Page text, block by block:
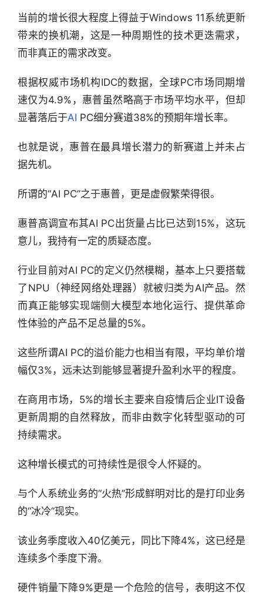
当前的增长很大程度上得益于Windows 11系统更新
带来的换机潮，这是一种周期性的技术更迭需求，
而非真正的需求改变。
根据权威市场机构IDC的数据，全球PC市场同期增
速仅为4.9%，惠普虽然略高于市场平均水平，但却
显著落后于AI PC细分赛道38%的预期年增长率。
也就是说，惠普在最具增长潜力的新赛道上并未占
据先机。
所谓的“AI PC”之于惠普，更是虚假繁荣得很。
惠普高调宣布其AI PC出货量占比已达到15%，这玩
意儿，我持有一定的质疑态度。
行业目前对AI PC的定义仍然模糊，基本上只要搭载
了NPU（神经网络处理器）就被归类为AI产品。然
而真正能够实现端侧大模型本地化运行、提供革命
性体验的产品不足总量的5%。
这些所谓AI PC的溢价能力也相当有限，平均单价增
幅仅3%，远未达到能够显著提升盈利水平的程度。
在商用市场，5%的增长主要来自疫情后企业IT设备
更新周期的自然释放，而非由数字化转型驱动的可
持续需求。
这种增长模式的可持续性是很令人怀疑的。
与个人系统业务的“火热”形成鲜明对比的是打印业务
的“冰冷”现实。
该业务季度收入40亿美元，同比下降4%，这已经是
连续多个季度下滑。
硬件销量下降9%更是一个危险的信号，表明这不仅